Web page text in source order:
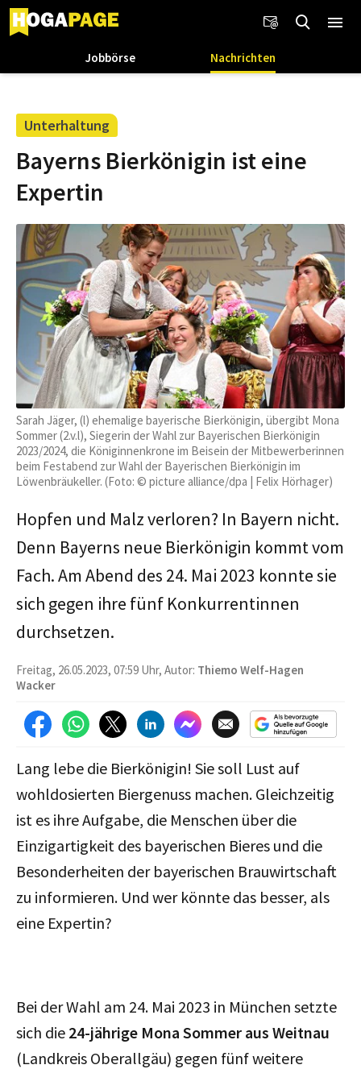
Jobbörse Nachrichten
Unterhaltung
Bayerns Bierkönigin ist eine
Expertin
Sarah Jäger, (l) ehemalige bayerische Bierkönigin, übergibt Mona
Sommer (2.v.l), Siegerin der Wahl zur Bayerischen Bierkönigin
2023/2024, die Königinnenkrone im Beisein der Mitbewerberinnen
beim Festabend zur Wahl der Bayerischen Bierkönigin im
Löwenbräukeller. (Foto: © picture alliance/dpa | Felix Hörhager)
Hopfen und Malz verloren? In Bayern nicht.
Denn Bayerns neue Bierkönigin kommt vom
Fach. Am Abend des 24. Mai 2023 konnte sie
sich gegen ihre fünf Konkurrentinnen
durchsetzen.
Freitag, 26.05.2023, 07:59 Uhr, Autor: Thiemo Welf-Hagen
Wacker
Lang lebe die Bierkönigin! Sie soll Lust auf
wohldosierten Biergenuss machen. Gleichzeitig
ist es ihre Aufgabe, die Menschen über die
Einzigartigkeit des bayerischen Bieres und die
Besonderheiten der bayerischen Brauwirtschaft
zu informieren. Und wer könnte das besser, als
eine Expertin?
Bei der Wahl am 24. Mai 2023 in München setzte
sich die 24-jährige Mona Sommer aus Weitnau
(Landkreis Oberallgäu) gegen fünf weitere